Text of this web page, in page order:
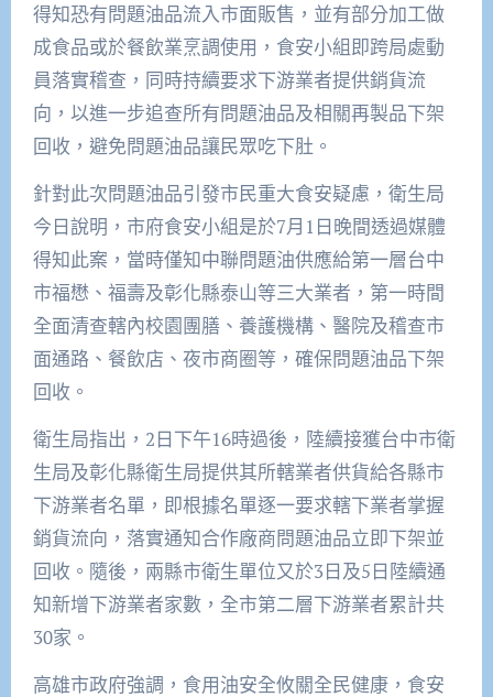
得知恐有問題油品流入市面販售，並有部分加工做
成食品或於餐飲業烹調使用，食安小組即跨局處動
員落實稽查，同時持續要求下游業者提供銷貨流
向，以進一步追查所有問題油品及相關再製品下架
回收，避免問題油品讓民眾吃下肚。
針對此次問題油品引發市民重大食安疑慮，衛生局
今日說明，市府食安小組是於7月1日晚間透過媒體
得知此案，當時僅知中聯問題油供應給第一層台中
市福懋、福壽及彰化縣泰山等三大業者，第一時間
全面清查轄內校園團膳、養護機構、醫院及稽查市
面通路、餐飲店、夜市商圈等，確保問題油品下架
回收。
衛生局指出，2日下午16時過後，陸續接獲台中市衛
生局及彰化縣衛生局提供其所轄業者供貨給各縣市
下游業者名單，即根據名單逐一要求轄下業者掌握
銷貨流向，落實通知合作廠商問題油品立即下架並
回收。隨後，兩縣市衛生單位又於3日及5日陸續通
知新增下游業者家數，全市第二層下游業者累計共
30家。
高雄市政府強調，食用油安全攸關全民健康，食安